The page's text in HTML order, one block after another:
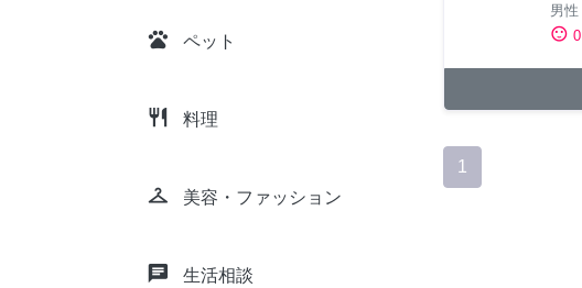
pets ペット
restaurant 料理
checkroom 美容・ファッション
chat 生活相談
男性
sentiment_satisfied 0
1